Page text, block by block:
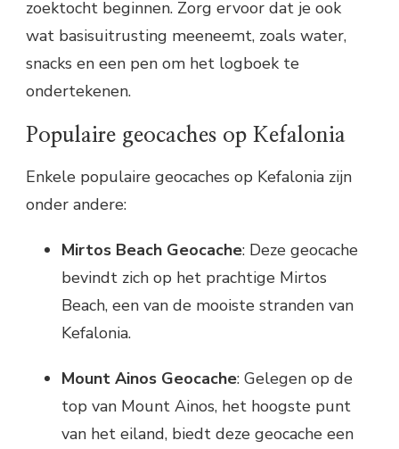
zoektocht beginnen. Zorg ervoor dat je ook
wat basisuitrusting meeneemt, zoals water,
snacks en een pen om het logboek te
ondertekenen.
Populaire geocaches op Kefalonia
Enkele populaire geocaches op Kefalonia zijn
onder andere:
Mirtos Beach Geocache: Deze geocache
bevindt zich op het prachtige Mirtos
Beach, een van de mooiste stranden van
Kefalonia.
Mount Ainos Geocache: Gelegen op de
top van Mount Ainos, het hoogste punt
van het eiland, biedt deze geocache een